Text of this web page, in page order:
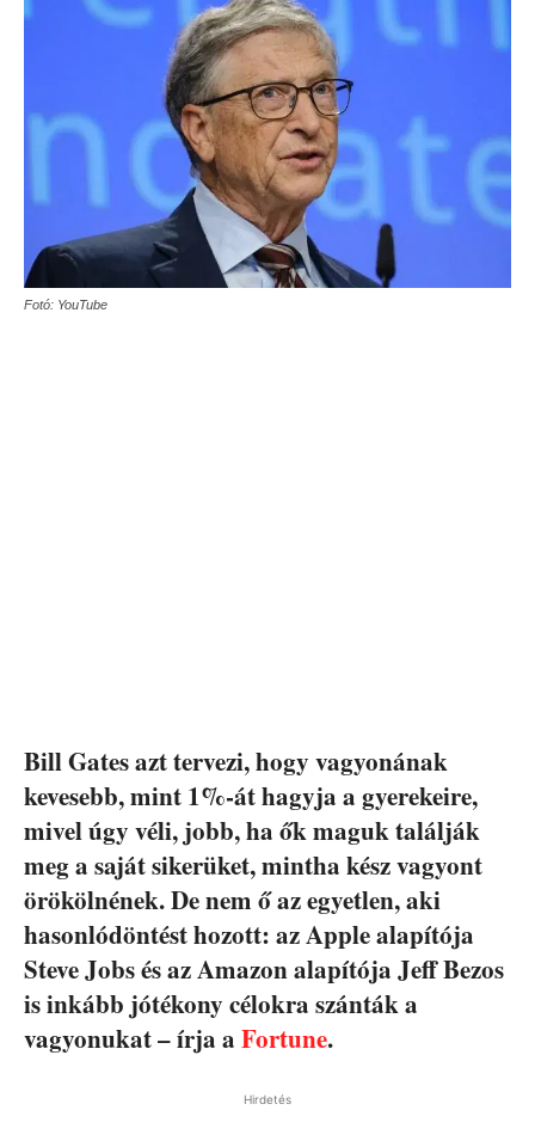
Fotó: YouTube
Bill Gates azt tervezi, hogy vagyonának
kevesebb, mint 1%-át hagyja a gyerekeire,
mivel úgy véli, jobb, ha ők maguk találják
meg a saját sikerüket, mintha kész vagyont
örökölnének. De nem ő az egyetlen, aki
hasonlódöntést hozott: az Apple alapítója
Steve Jobs és az Amazon alapítója Jeff Bezos
is inkább jótékony célokra szánták a
vagyonukat – írja a Fortune.
Hirdetés